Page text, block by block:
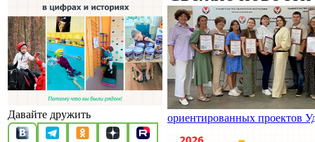
Давайте дружить ориентированных проектов